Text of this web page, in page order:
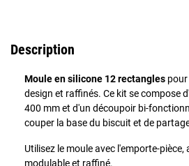
Description
Moule en silicone 12 rectangles
design et raffinés. Ce kit se compose
400 mm et d'un découpoir bi-
couper la base du biscuit et de
Utilisez le moule avec l'emporte-
modulable et raffiné.